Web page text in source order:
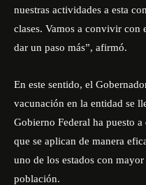
nuestras actividades a esta
clases. Vamos a convivir con
dar un paso más”, afirmó.
En este sentido, el
vacunación en la entidad se
Gobierno Federal ha puesto
que se aplican de manera
uno de los estados con
población.